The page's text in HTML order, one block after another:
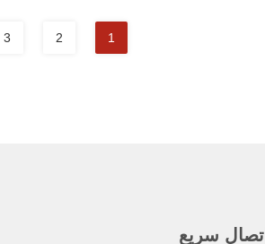
1
2
3
اتصال سريع